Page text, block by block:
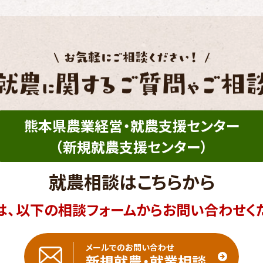
熊本県農業経営・就農支援センター
（新規就農支援センター）
就農相談はこちらから
、以下の相談フォームからお問い合わせく
メールでのお問い合わせ